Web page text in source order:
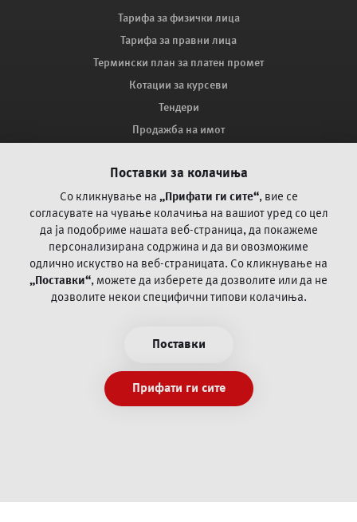
Тарифа за физички лица
Тарифа за правни лица
Термински план за платен промет
Котации за курсеви
Тендери
Продажба на имот
Како ве заштитува ПроКредит Банка?
Поплака за оспорување на платежни трансакции со
картичка
Често поставувани прашања
Пофалби и поплаки
услуги и платни системи
Политика за приватност
Поставки за колачиња
Со кликнување на „Прифати ги сите“, вие се
согласувате на чување колачиња на вашиот уред со цел
да ја подобриме нашата веб-страница, да покажеме
персонализирана содржина и да ви овозможиме
одлично искуство на веб-страницата. Со кликнување на
„Поставки“, можете да изберете да дозволите или да не
дозволите некои специфични типови колачиња.
Поставки
Прифати ги сите